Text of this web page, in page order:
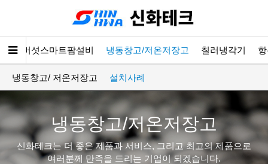
버섯스마트팜설비 냉동창고/저온저장고 칠러냉각기
냉동창고/ 저온저장고 설치사례
냉동창고/저온저장고
신화테크는 더 좋은 제품과 서비스, 그리고 최고의 제품으로
여러분께 만족을 드리는 기업이 되겠습니다.